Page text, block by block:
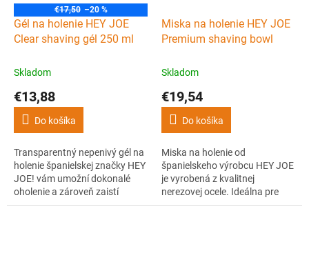
€17,50 –20 %
Gél na holenie HEY JOE
Clear shaving gél 250 ml
Skladom
€13,88
Do košíka
Transparentný nepenivý gél na
holenie španielskej značky HEY
JOE! vám umožní dokonalé
oholenie a zároveň zaistí
potrebnú výživu pokožky.
Miska na holenie HEY JOE
Premium shaving bowl
Skladom
€19,54
Do košíka
Miska na holenie od
španielskeho výrobcu HEY JOE
je vyrobená z kvalitnej
nerezovej ocele. Ideálna pre
zarábanie hustej peny alebo